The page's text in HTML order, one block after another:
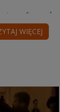
i zrealizować
metody
Sam zresztą…
WIĘCEJ